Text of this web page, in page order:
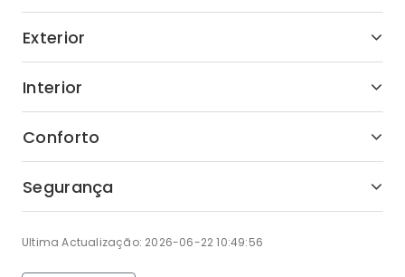
Exterior
Interior
Conforto
Segurança
Ultima Actualização: 2026-06-22 10:49:56